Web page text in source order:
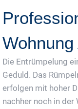
Die Entrümpelung
Geduld. Das
erfolgen mit hoher
nachher noch in